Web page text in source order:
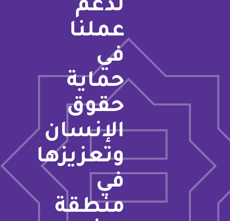
لدعم
عملنا
في
حماية
حقوق
الإنسان
وتعزيزها
في
منطقة